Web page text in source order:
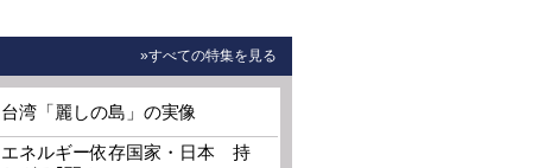
»すべての特集を見る
台湾「麗しの島」の実像
エネルギー依存国家・日本 持